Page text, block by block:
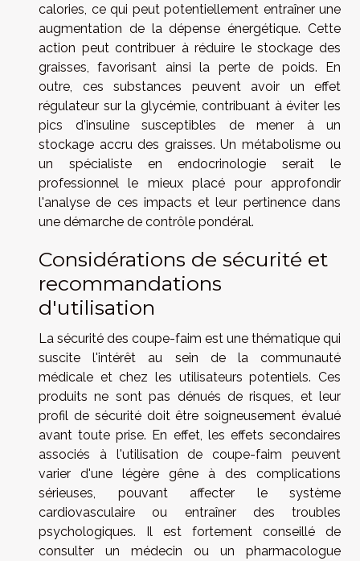
calories, ce qui peut potentiellement entraîner une
augmentation de la dépense énergétique. Cette
action peut contribuer à réduire le stockage des
graisses, favorisant ainsi la perte de poids. En
outre, ces substances peuvent avoir un effet
régulateur sur la glycémie, contribuant à éviter les
pics d'insuline susceptibles de mener à un
stockage accru des graisses. Un métabolisme ou
un spécialiste en endocrinologie serait le
professionnel le mieux placé pour approfondir
l'analyse de ces impacts et leur pertinence dans
une démarche de contrôle pondéral.
Considérations de sécurité et
recommandations
d'utilisation
La sécurité des coupe-faim est une thématique qui
suscite l'intérêt au sein de la communauté
médicale et chez les utilisateurs potentiels. Ces
produits ne sont pas dénués de risques, et leur
profil de sécurité doit être soigneusement évalué
avant toute prise. En effet, les effets secondaires
associés à l'utilisation de coupe-faim peuvent
varier d'une légère gêne à des complications
sérieuses, pouvant affecter le système
cardiovasculaire ou entraîner des troubles
psychologiques. Il est fortement conseillé de
consulter un médecin ou un pharmacologue